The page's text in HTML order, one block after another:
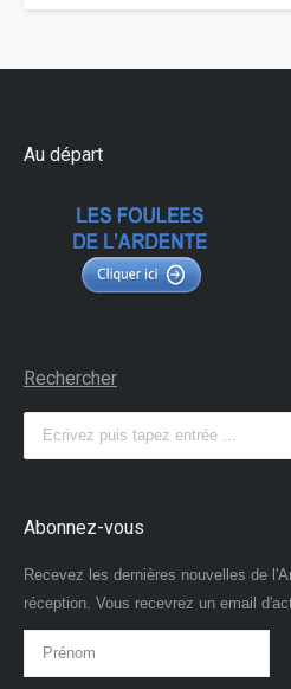
Au départ
Rechercher
Abonnez-vous
Recevez les dernières nouvelles de
réception. Vous recevrez un email